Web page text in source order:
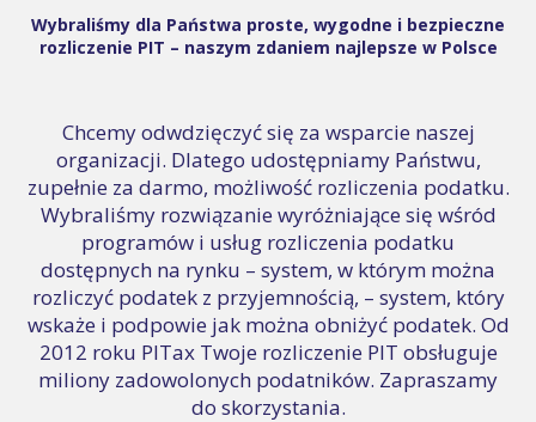
Wybraliśmy dla Państwa proste, wygodne i bezpieczne
rozliczenie PIT – naszym zdaniem najlepsze w Polsce
Chcemy odwdzięczyć się za wsparcie naszej
organizacji. Dlatego udostępniamy Państwu,
zupełnie za darmo, możliwość rozliczenia podatku.
Wybraliśmy rozwiązanie wyróżniające się wśród
programów i usług rozliczenia podatku
dostępnych na rynku – system, w którym można
rozliczyć podatek z przyjemnością, – system, który
wskaże i podpowie jak można obniżyć podatek. Od
2012 roku PITax Twoje rozliczenie PIT obsługuje
miliony zadowolonych podatników. Zapraszamy
do skorzystania.